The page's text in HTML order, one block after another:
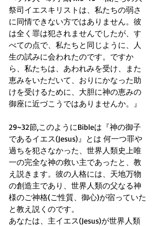
祭司イエスキリストは、私たちの弱さ
に同情できない方ではありません。彼
は全く罪は犯されませんでしたが、す
べての点で、私たちと同じように、人
生の試みに会われたのです。ですか
ら、私たちは、あわれみを受け、また
恵みをいただいて、おりにかなった助
けを受けるために、大胆に神の恵みの
御座に近づこうではありませんか。』
29~32節,このようにBibleは『神の御子
であるイエス(Jesus)』とは 何一つ罪や
過ちを犯さなかった、世界人類史上唯
一の完全な神の救い主であったと、教
え説きます。彼の人格には、天地万物
の創造主であり、世界人類の父なる神
様のご神格(ご性質、御心)が宿っていた
と教え説くのです。
あなたは、主イエス(Jesus)が世界人類